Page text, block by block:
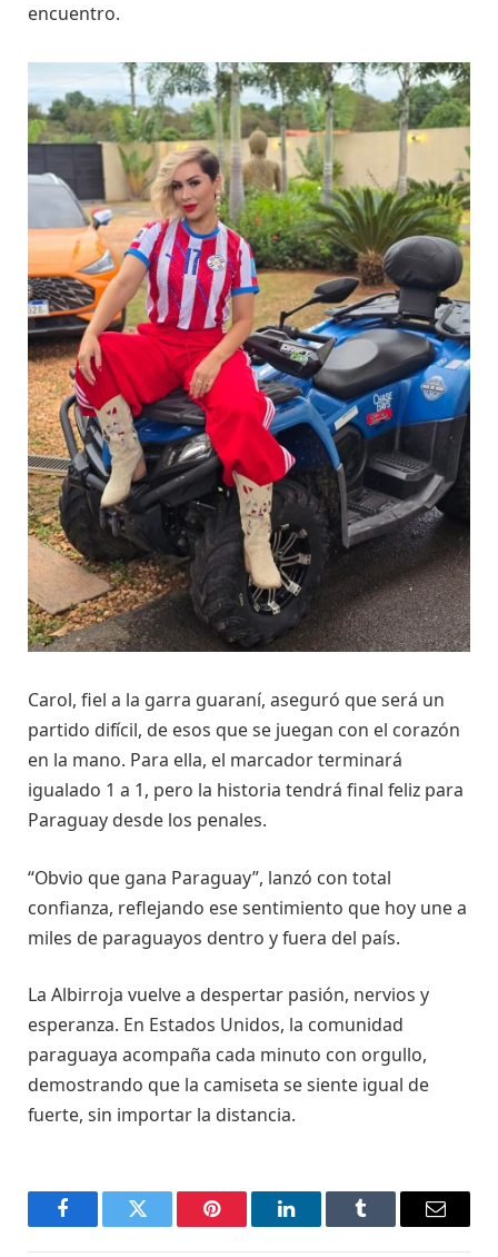
encuentro.
Carol, fiel a la garra guaraní, aseguró que será un
partido difícil, de esos que se juegan con el corazón
en la mano. Para ella, el marcador terminará
igualado 1 a 1, pero la historia tendrá final feliz para
Paraguay desde los penales.
“Obvio que gana Paraguay”, lanzó con total
confianza, reflejando ese sentimiento que hoy une a
miles de paraguayos dentro y fuera del país.
La Albirroja vuelve a despertar pasión, nervios y
esperanza. En Estados Unidos, la comunidad
paraguaya acompaña cada minuto con orgullo,
demostrando que la camiseta se siente igual de
fuerte, sin importar la distancia.
FacebookTwitter Pinterest LinkedInTumblr Email